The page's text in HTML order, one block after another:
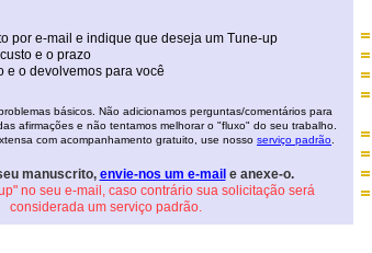
manuscrito, envie-nos um e-mail e anexe-o.
no seu e-mail, caso contrário sua solicitação será
considerada um serviço padrão.
por e-mail e indique que deseja umTune-up
e o prazo
e o devolvemos para você
básicos. Não adicionamos perguntas/comentários para
afirmações e não tentamos melhorar o "fluxo" do seu trabalho.
com acompanhamento gratuito, use nosso serviço padrão